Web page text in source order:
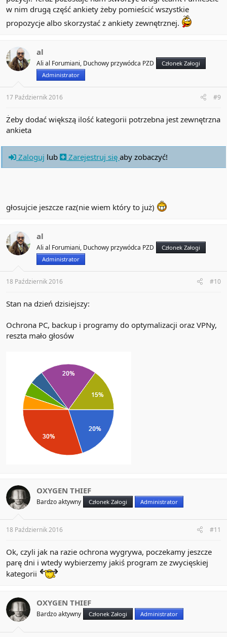
w nim drugą część ankiety żeby pomieścić wszystkie
propozycje albo skorzystać z ankiety zewnętrznej.
al
Ali al Forumiani, Duchowy przywódca PZD
Członek Załogi
Administrator
17 Październik 2016 #9
Żeby dodać większą ilość kategorii potrzebna jest zewnętrzna
ankieta
Zaloguj lub Zarejestruj się aby zobaczyć!
głosujcie jeszcze raz(nie wiem który to już)
al
Ali al Forumiani, Duchowy przywódca PZD
Członek Załogi
Administrator
18 Październik 2016 #10
Stan na dzień dzisiejszy:
Ochrona PC, backup i programy do optymalizacji oraz VPNy,
reszta mało głosów
OXYGEN THIEF
Bardzo aktywny Członek Załogi Administrator
18 Październik 2016 #11
Ok, czyli jak na razie ochrona wygrywa, poczekamy jeszcze
parę dni i wtedy wybierzemy jakiś program ze zwycięskiej
kategorii
OXYGEN THIEF
Bardzo aktywny Członek Załogi Administrator